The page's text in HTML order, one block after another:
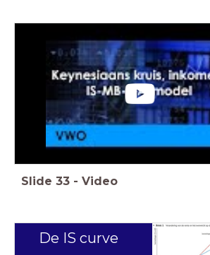
Slide 33 - Video
De IS curve